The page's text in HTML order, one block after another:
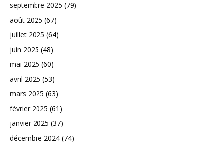
septembre 2025 (79)
août 2025 (67)
juillet 2025 (64)
juin 2025 (48)
mai 2025 (60)
avril 2025 (53)
mars 2025 (63)
février 2025 (61)
janvier 2025 (37)
décembre 2024 (74)